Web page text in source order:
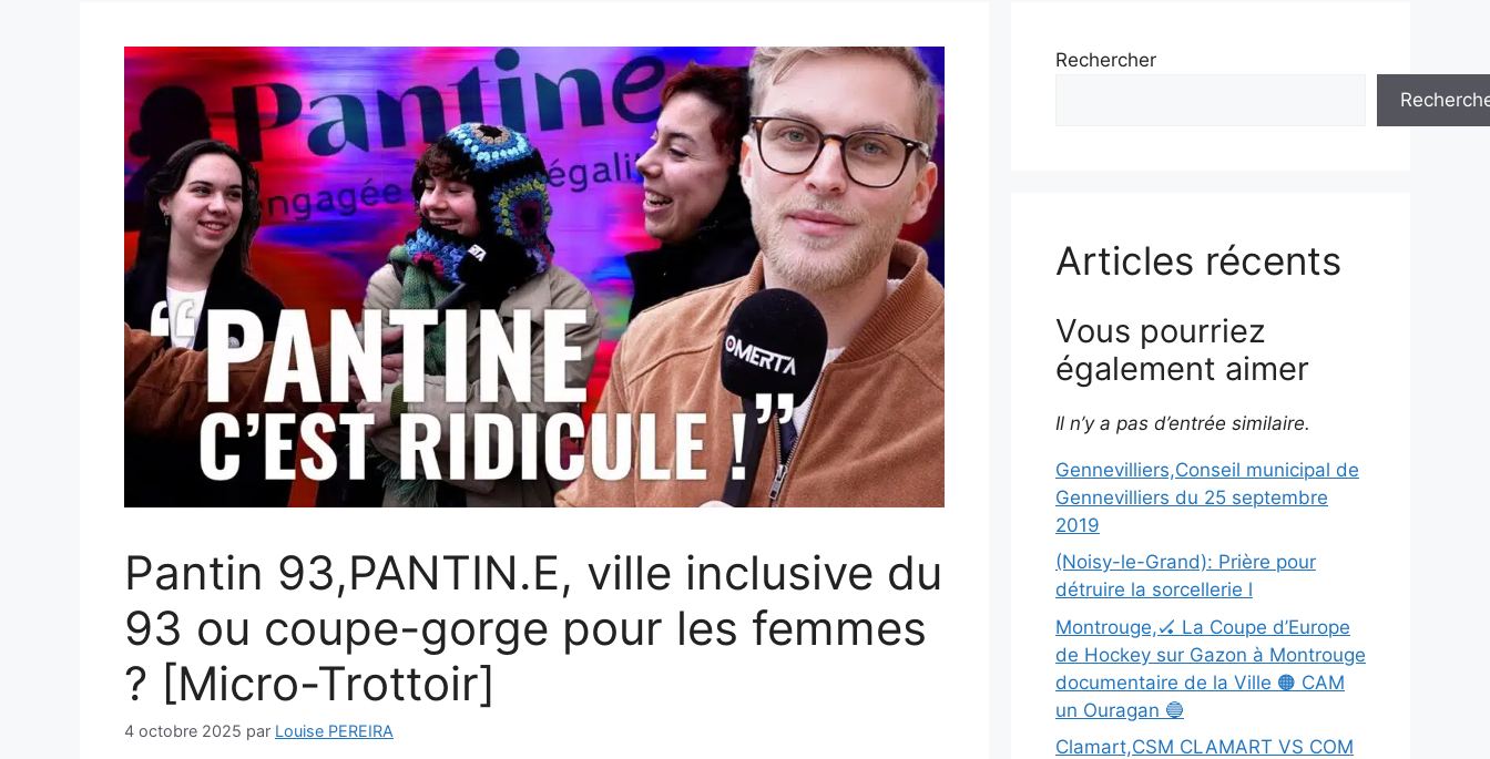
Pantin 93,PANTIN.E, ville inclusive du
93 ou coupe-gorge pour les femmes
? [Micro-Trottoir]
4 octobre 2025 par Louise PEREIRA
Rechercher
Articles récents
Vous pourriez
également aimer
Il n’y a pas d’entrée similaire.
Gennevilliers,Conseil municipal de
Gennevilliers du 25 septembre
2019
(Noisy-le-Grand): Prière pour
détruire la sorcellerie l
Montrouge,🏑 La Coupe d’Europe
de Hockey sur Gazon à Montrouge
documentaire de la Ville 🟠 CAM
un Ouragan 🔵
Clamart,CSM CLAMART VS COM